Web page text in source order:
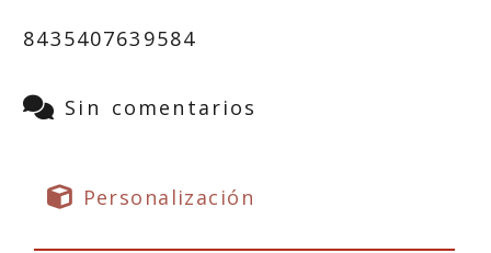
8435407639584
Sin comentarios
Personalización